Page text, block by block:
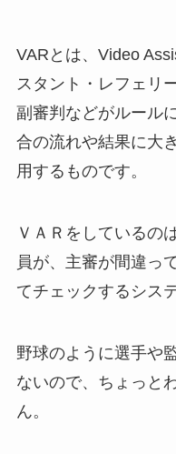
VARとは、Video
スタント・レフェリ
副審判などがルール
合の流れや結果に大
用するものです。
ＶＡＲをしているの
員が、 主審が間違っ
てチェックするシス
野球のように選手や
ないので、 ちょっと
ん。